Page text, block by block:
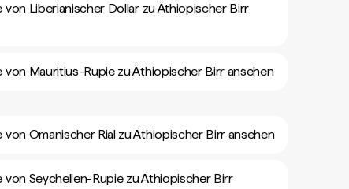
von Liberianischer Dollar zu Äthiopischer Birr
von Mauritius-Rupie zu Äthiopischer Birr ansehen
von Omanischer Rial zu Äthiopischer Birr ansehen
von Seychellen-Rupie zu Äthiopischer Birr